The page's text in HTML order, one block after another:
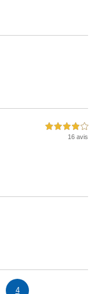
4,0 étoiles sur 5
16 avis
4